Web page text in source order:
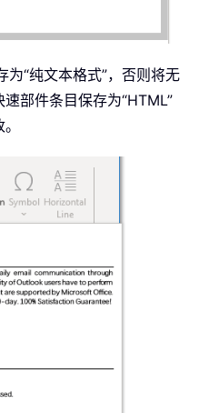
“纯文本格式”，否则将无
部件条目保存为“HTML”